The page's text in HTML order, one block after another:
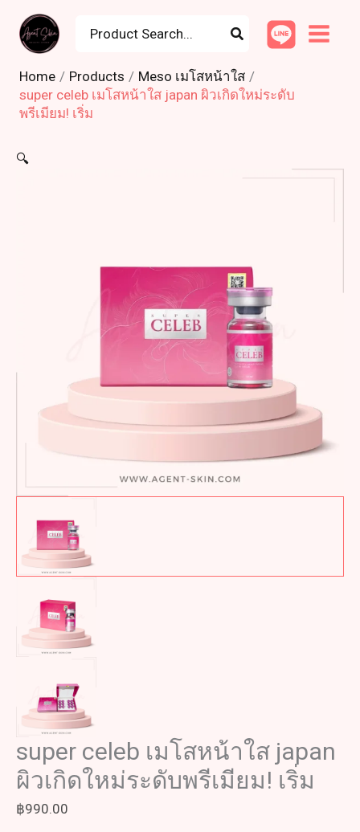
content
for:
Home Products
Meso เมโสหน้าใส
super celeb เมโสหน้าใส japan ผิวเกิดใหม่ระดับ
พรีเมียม! เริ่ม
🔍
super celeb เมโสหน้าใส japan
ผิวเกิดใหม่ระดับพรีเมียม! เริ่ม
฿990.00